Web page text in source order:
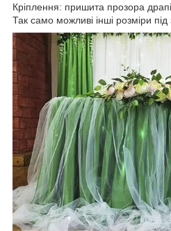
Кріплення: пришита прозора
Так само можливі інші розміри під